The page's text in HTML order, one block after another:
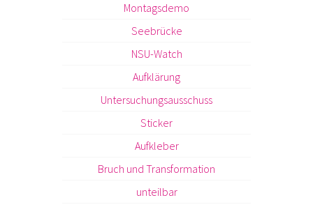
Montagsdemo
Seebrücke
NSU-Watch
Aufklärung
Untersuchungsausschuss
Sticker
Aufkleber
Bruch und Transformation
unteilbar